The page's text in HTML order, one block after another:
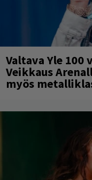
Valtava Yle
Veikkaus
myös